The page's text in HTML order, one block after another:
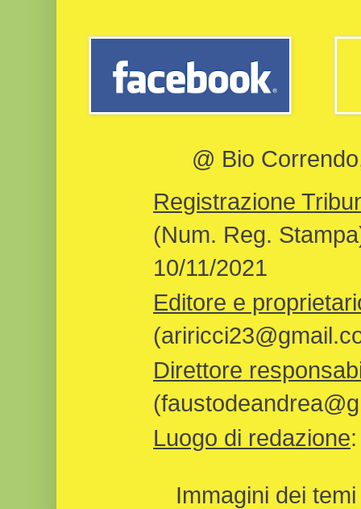
@ Bio
Registrazione
(Num. Reg.
10/11/2021
Editore e
Direttore
Luogo di redazione
Immagini dei